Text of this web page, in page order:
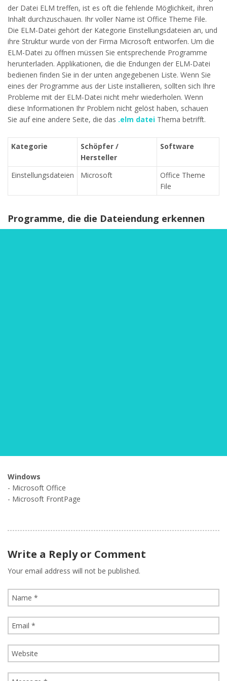
der Datei ELM treffen, ist es oft die fehlende Möglichkeit, ihren
Inhalt durchzuschauen. Ihr voller Name ist Office Theme File.
Die ELM-Datei gehört der Kategorie Einstellungsdateien an, und
ihre Struktur wurde von der Firma Microsoft entworfen. Um die
ELM-Datei zu öffnen müssen Sie entsprechende Programme
herunterladen. Applikationen, die die Endungen der ELM-Datei
bedienen finden Sie in der unten angegebenen Liste. Wenn Sie
eines der Programme aus der Liste installieren, sollten sich Ihre
Probleme mit der ELM-Datei nicht mehr wiederholen. Wenn
diese Informationen Ihr Problem nicht gelöst haben, schauen
Sie auf eine andere Seite, die das .elm datei Thema betrifft.
Kategorie
Schöpfer /
Hersteller
Software
Einstellungsdateien Microsoft
Office Theme
File
Programme, die die Dateiendung erkennen
Windows
- Microsoft Office
- Microsoft FrontPage
Write a Reply or Comment
Your email address will not be published.